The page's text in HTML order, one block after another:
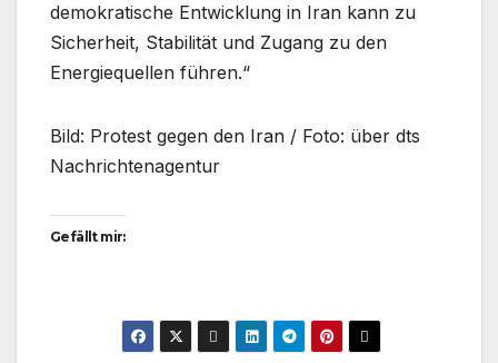
demokratische Entwicklung in Iran kann zu
Sicherheit, Stabilität und Zugang zu den
Energiequellen führen.“
Bild: Protest gegen den Iran / Foto: über dts
Nachrichtenagentur
Gefällt mir: